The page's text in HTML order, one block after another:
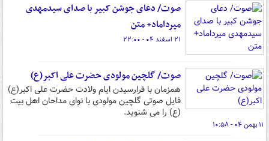
صوت/ دعای جوشن کبیر با صدای سیدمهدی
میرداماد+ متن
۲۱ اسفند ۰۴ - ۲۲:۰۰
صوت/ گلچین مولودی‌ حضرت علی اکبر(ع)
همزمان با فرارسیدن ایام ولادت حضرت علی اکبر(ع)
فایل صوتی گلچین مولودی با نوای مداحان اهل بیت
(ع) را می شنوید.
۱۱ بهمن ۰۴ - ۱۰:۵۸